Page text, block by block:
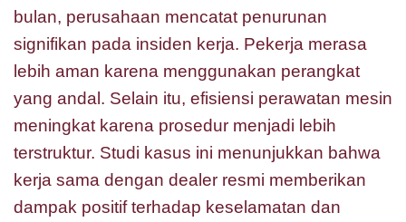
bulan, perusahaan mencatat penurunan
signifikan pada insiden kerja. Pekerja merasa
lebih aman karena menggunakan perangkat
yang andal. Selain itu, efisiensi perawatan mesin
meningkat karena prosedur menjadi lebih
terstruktur. Studi kasus ini menunjukkan bahwa
kerja sama dengan dealer resmi memberikan
dampak positif terhadap keselamatan dan